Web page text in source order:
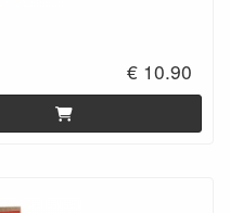
€ 10.90